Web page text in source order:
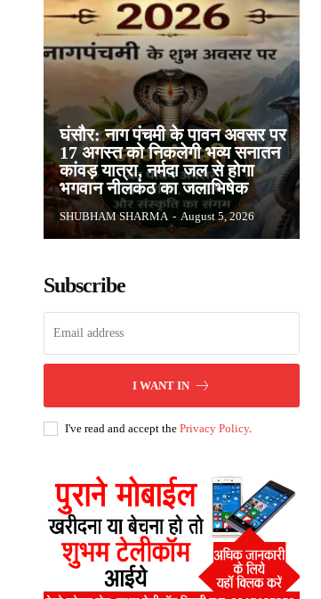
घंसौर: नाग पंचमी के पावन अवसर पर
17 अगस्त को निकलेगी भव्य सनातन
कांवड़ यात्रा, नर्मदा जल से होगा
भगवान नीलकंठ का जलाभिषेक
SHUBHAM SHARMA - August 5, 2026
Subscribe
I WANT IN
I've read and accept the Privacy Policy.